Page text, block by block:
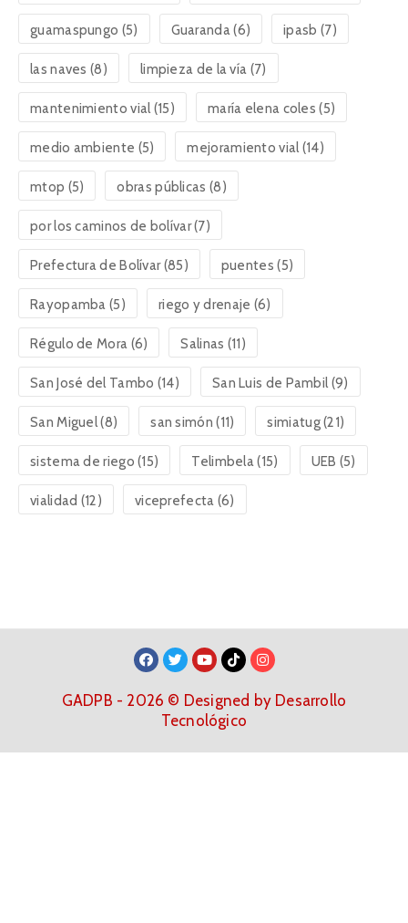
guamaspungo (5) Guaranda(6) ipasb (7)
las naves (8) limpieza de la vía (7)
mantenimiento vial(15) maría elena coles (5)
medio ambiente (5) mejoramiento vial(14)
mtop (5) obras públicas (8)
por los caminos de bolívar(7)
Prefectura de Bolívar(85) puentes (5)
Rayopamba (5) riego y drenaje (6)
Régulo de Mora (6) Salinas (11)
San José del Tambo (14) San Luis de Pambil(9)
San Miguel(8) san simón (11) simiatug(21)
sistema de riego (15) Telimbela(15) UEB (5)
vialidad (12) viceprefecta (6)
GADPB - 2026 © Designed by Desarrollo
Tecnológico